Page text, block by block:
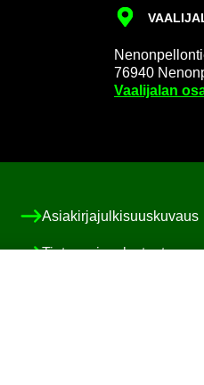
76940
Vaa­li­ja­lan
Asia­kir­ja­jul­ki­suus­ku­vaus
Tie­to­suo­ja­se­los­teet